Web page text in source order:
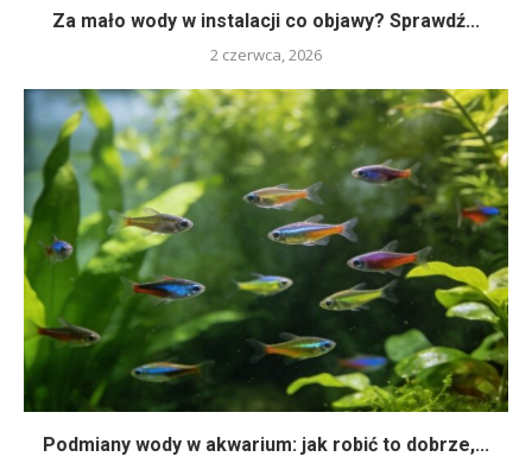
Za mało wody w instalacji co objawy? Sprawdź...
2 czerwca, 2026
Podmiany wody w akwarium: jak robić to dobrze,...